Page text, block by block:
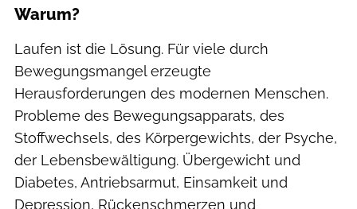
Warum?
Laufen ist die Lösung. Für viele durch
Bewegungsmangel erzeugte
Herausforderungen des modernen Menschen.
Probleme des Bewegungsapparats, des
Stoffwechsels, des Körpergewichts, der Psyche,
der Lebensbewältigung. Übergewicht und
Diabetes, Antriebsarmut, Einsamkeit und
Depression, Rückenschmerzen und